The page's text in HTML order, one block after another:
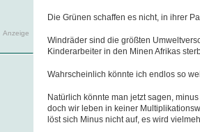
Anzeige
Die Grünen schaffen es nicht, in ihrer
Windräder sind die größten
Kinderarbeiter in den Minen Afrikas
Wahrscheinlich könnte ich endlos so
Natürlich könnte man jetzt sagen,
doch wir leben in keiner
löst sich Minus nicht auf, es wird